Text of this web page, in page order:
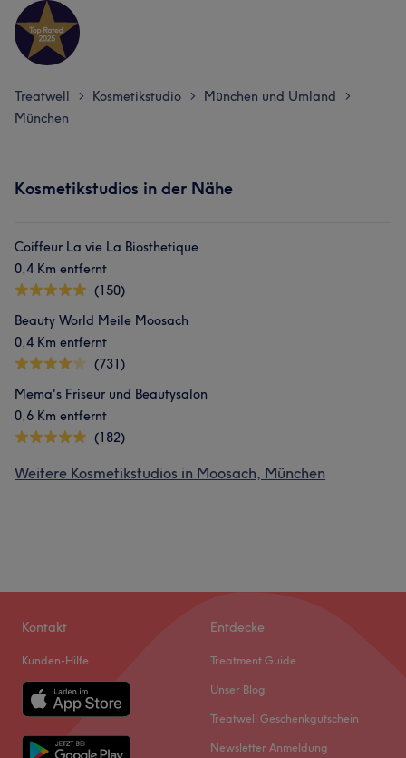
Treatwell > Kosmetikstudio > München und Umland >
München
Kosmetikstudios in der Nähe
Coiffeur La vie La Biosthetique
0,4 Km entfernt
(150)
Beauty World Meile Moosach
0,4 Km entfernt
(731)
Mema's Friseur und Beautysalon
0,6 Km entfernt
(182)
Weitere Kosmetikstudios in Moosach, München
Kontakt
Kunden-Hilfe
Entdecke
Treatment Guide
Unser Blog
Treatwell Geschenkgutschein
Newsletter Anmeldung